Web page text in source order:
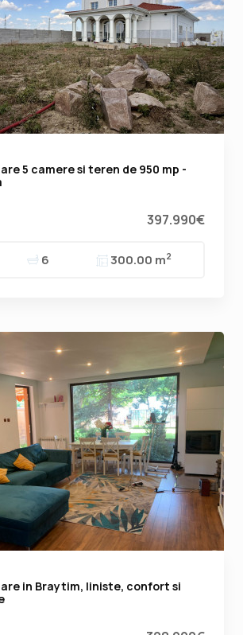
5 camere si teren de 950 mp -
397.990€
6 300.00 m2
in Braytim, liniste, confort si